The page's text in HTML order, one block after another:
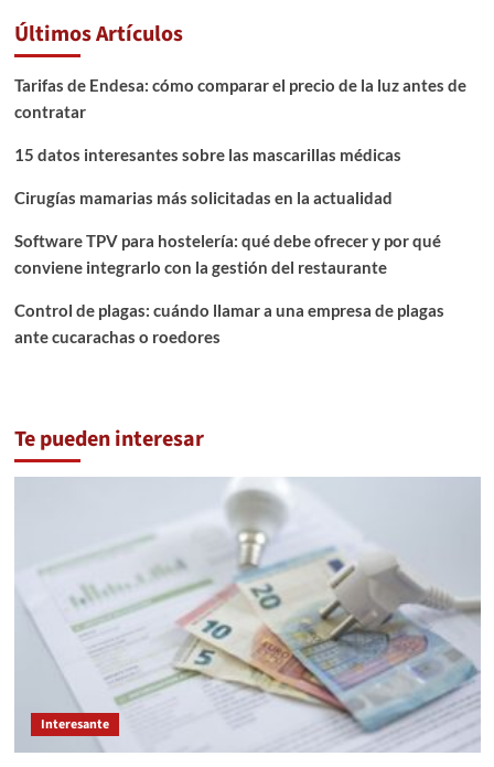
Últimos Artículos
Tarifas de Endesa: cómo comparar el precio de la luz antes de
contratar
15 datos interesantes sobre las mascarillas médicas
Cirugías mamarias más solicitadas en la actualidad
Software TPV para hostelería: qué debe ofrecer y por qué
conviene integrarlo con la gestión del restaurante
Control de plagas: cuándo llamar a una empresa de plagas
ante cucarachas o roedores
Te pueden interesar
Interesante